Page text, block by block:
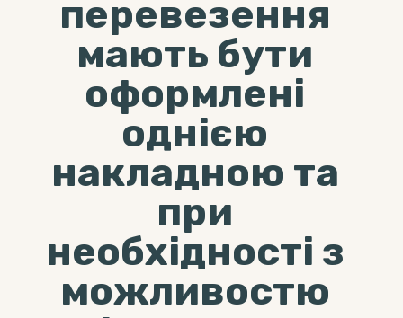
перевезення
мають бути
оформлені
однією
накладною та
при
необхідності з
можливостю